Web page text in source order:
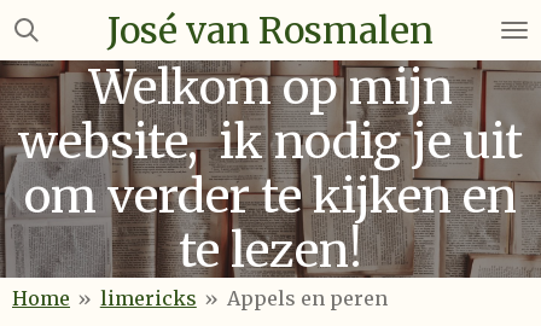
Ga
naar
de
hoofdinhoud
José van Rosmalen
Welkom op mijn
website, ik nodig je uit
om verder te kijken en
te lezen!
Home » limericks » Appels en peren